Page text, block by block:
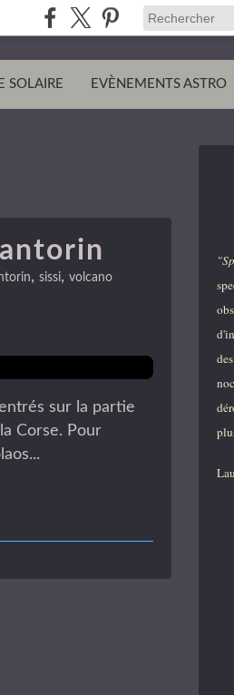
SOLAIRE EVÈNEMENTS ASTRO
, sissi, volcano
sur la partie
Corse. Pour